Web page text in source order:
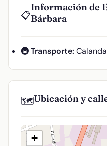
📋
Información de
Bárbara
🚇 Transporte:
🗺️Ubicación y
+